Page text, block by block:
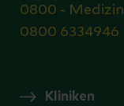
0800 - Medizin
0800 6334946
Kliniken